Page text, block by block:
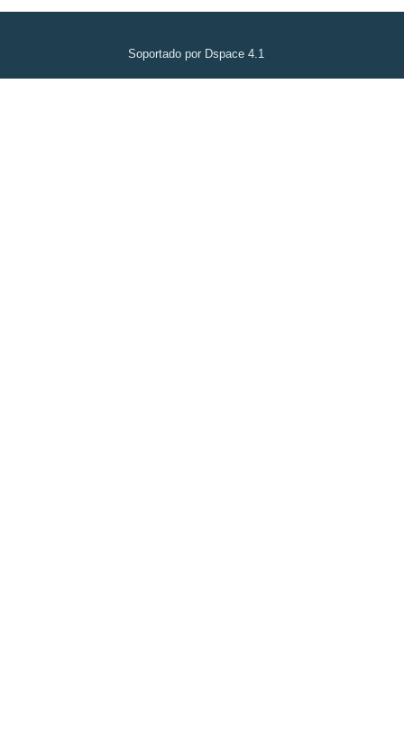
Soportado por Dspace 4.1